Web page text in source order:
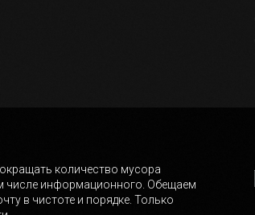
количество мусора
числе информационного. Обещаем
в чистоте и порядке. Только